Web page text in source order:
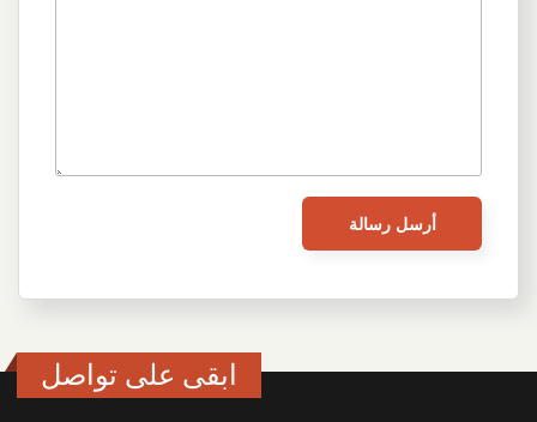
ابقى على تواصل